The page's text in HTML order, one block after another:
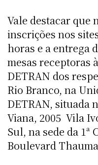
Vale destacar que
inscrições nos
horas e a entrega
mesas receptoras
DETRAN dos
Rio Branco, na
DETRAN, situada
Viana, 2005  Vila
Sul, na sede da 1ª
Boulevard